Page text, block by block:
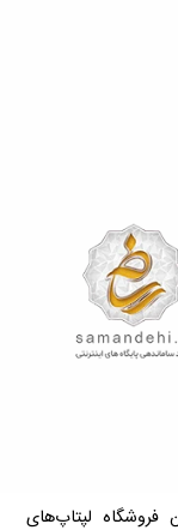
فروشگاه لپتاپ‌های